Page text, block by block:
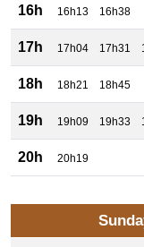
16h 16h13 16h38
17h 17h04 17h31
18h 18h21 18h45
19h 19h09 19h33
20h 20h19